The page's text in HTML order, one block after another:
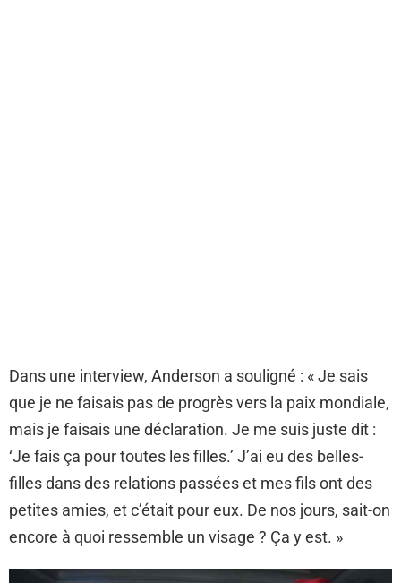
Dans une interview, Anderson a souligné : « Je sais
que je ne faisais pas de progrès vers la paix mondiale,
mais je faisais une déclaration. Je me suis juste dit :
‘Je fais ça pour toutes les filles.’ J’ai eu des belles-
filles dans des relations passées et mes fils ont des
petites amies, et c’était pour eux. De nos jours, sait-on
encore à quoi ressemble un visage ? Ça y est. »